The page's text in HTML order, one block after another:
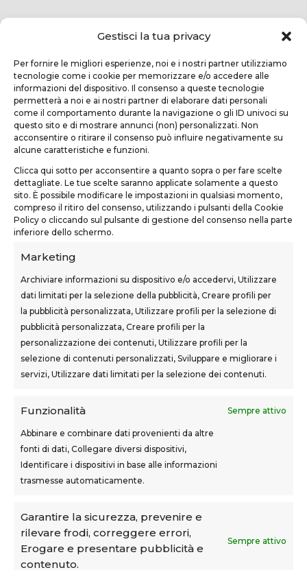
Gestisci la tua privacy
Per fornire le migliori esperienze, noi e i nostri partner utilizziamo
tecnologie come i cookie per memorizzare e/o accedere alle
informazioni del dispositivo. Il consenso a queste tecnologie
permetterà a noi e ai nostri partner di elaborare dati personali
come il comportamento durante la navigazione o gli ID univoci su
questo sito e di mostrare annunci (non) personalizzati. Non
acconsentire o ritirare il consenso può influire negativamente su
alcune caratteristiche e funzioni.
Clicca qui sotto per acconsentire a quanto sopra o per fare scelte
dettagliate. Le tue scelte saranno applicate solamente a questo
sito. È possibile modificare le impostazioni in qualsiasi momento,
compreso il ritiro del consenso, utilizzando i pulsanti della Cookie
Policy o cliccando sul pulsante di gestione del consenso nella parte
inferiore dello schermo.
Marketing
Archiviare informazioni su dispositivo e/o accedervi, Utilizzare
dati limitati per la selezione della pubblicità, Creare profili per
la pubblicità personalizzata, Utilizzare profili per la selezione di
pubblicità personalizzata, Creare profili per la
personalizzazione dei contenuti, Utilizzare profili per la
selezione di contenuti personalizzati, Sviluppare e migliorare i
servizi, Utilizzare dati limitati per la selezione dei contenuti.
Funzionalità Sempre attivo
Abbinare e combinare dati provenienti da altre
fonti di dati, Collegare diversi dispositivi,
Identificare i dispositivi in base alle informazioni
trasmesse automaticamente.
Garantire la sicurezza, prevenire e
rilevare frodi, correggere errori,
Erogare e presentare pubblicità e
contenuto.
Sempre attivo
TEKNOFORM SRL
Castelfranco di Sotto (PI)
teknoform@teknoform.it
SEDI CORSI
Sovigliana – Vinci
Via F.lli Cairoli, 12
Castelfranco di Sotto
Teknoform srl – p.iva 05765060487 – Cap. Soc. euro
10.000 – CCIAA Toscana Nord Ovest – n.isc. REA PI-
Teknoform è Centro Formativo AiFOS (C.F.A.)